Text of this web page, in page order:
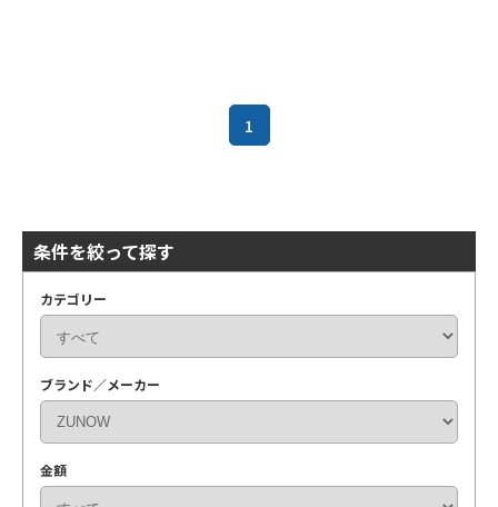
1
条件を絞って探す
カテゴリー
ブランド／メーカー
金額